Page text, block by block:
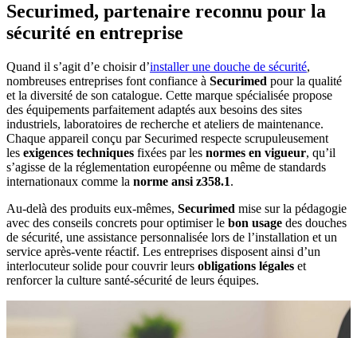
Securimed, partenaire reconnu pour la
sécurité en entreprise
Quand il s’agit d’e choisir d’installer une douche de sécurité,
nombreuses entreprises font confiance à Securimed pour la qualité
et la diversité de son catalogue. Cette marque spécialisée propose
des équipements parfaitement adaptés aux besoins des sites
industriels, laboratoires de recherche et ateliers de maintenance.
Chaque appareil conçu par Securimed respecte scrupuleusement
les exigences techniques fixées par les normes en vigueur, qu’il
s’agisse de la réglementation européenne ou même de standards
internationaux comme la norme ansi z358.1.
Au-delà des produits eux-mêmes, Securimed mise sur la pédagogie
avec des conseils concrets pour optimiser le bon usage des douches
de sécurité, une assistance personnalisée lors de l’installation et un
service après-vente réactif. Les entreprises disposent ainsi d’un
interlocuteur solide pour couvrir leurs obligations légales et
renforcer la culture santé-sécurité de leurs équipes.